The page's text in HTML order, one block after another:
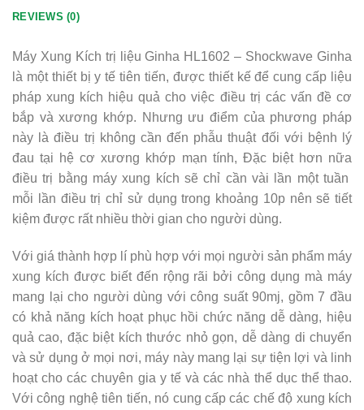
REVIEWS (0)
Máy Xung Kích trị liệu Ginha HL1602 – Shockwave Ginha
là một thiết bị y tế tiên tiến, được thiết kế để cung cấp liệu
pháp xung kích hiệu quả cho việc điều trị các vấn đề cơ
bắp và xương khớp. Nhưng ưu điểm của phương pháp
này là điều trị không cần đến phẫu thuật đối với bệnh lý
đau tại hệ cơ xương khớp mạn tính, Đặc biệt hơn nữa
điều trị bằng máy xung kích sẽ chỉ cần vài lần một tuần
mỗi lần điều trị chỉ sử dụng trong khoảng 10p nên sẽ tiết
kiệm được rất nhiều thời gian cho người dùng.
Với giá thành hợp lí phù hợp với mọi người sản phẩm máy
xung kích được biết đến rộng rãi bởi công dụng mà máy
mang lại cho người dùng với công suất 90mj, gồm 7 đầu
có khả năng kích hoạt phục hồi chức năng dễ dàng, hiệu
quả cao, đặc biệt kích thước nhỏ gọn, dễ dàng di chuyển
và sử dụng ở mọi nơi, máy này mang lại sự tiện lợi và linh
hoạt cho các chuyên gia y tế và các nhà thể dục thể thao.
Với công nghệ tiên tiến, nó cung cấp các chế độ xung kích